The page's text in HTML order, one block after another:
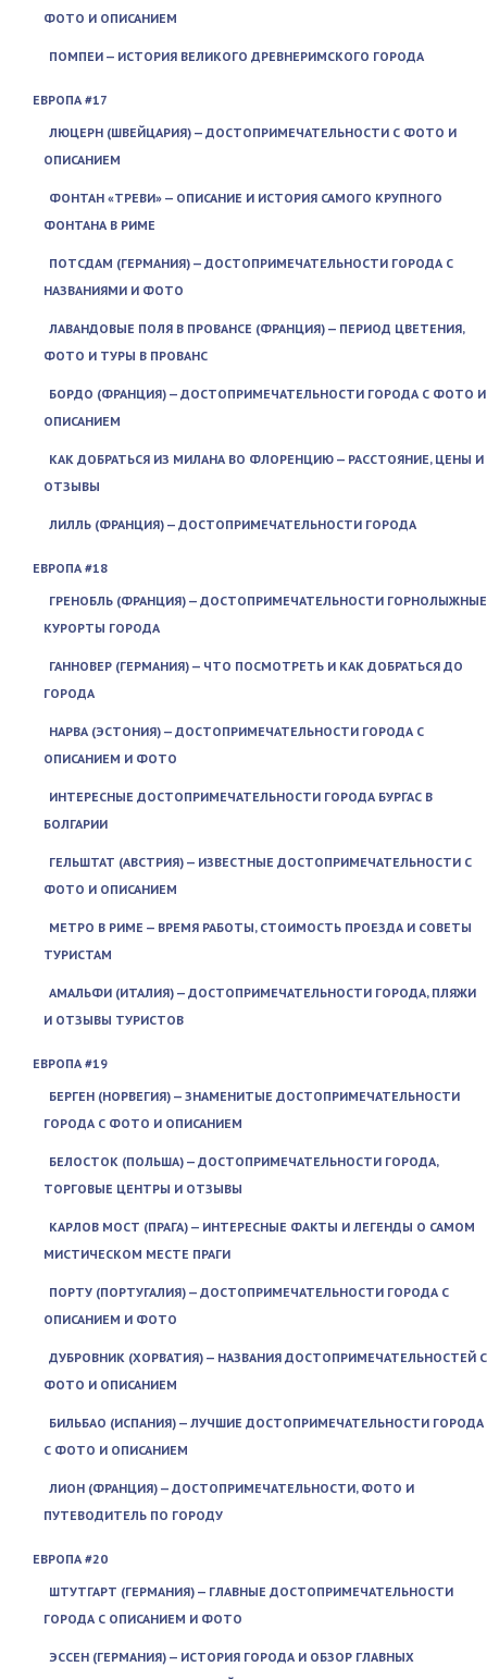
ФОТО И ОПИСАНИЕМ
ПОМПЕИ — ИСТОРИЯ ВЕЛИКОГО ДРЕВНЕРИМСКОГО ГОРОДА
ЕВРОПА #17
ЛЮЦЕРН (ШВЕЙЦАРИЯ) — ДОСТОПРИМЕЧАТЕЛЬНОСТИ С ФОТО И
ОПИСАНИЕМ
ФОНТАН «ТРЕВИ» — ОПИСАНИЕ И ИСТОРИЯ САМОГО КРУПНОГО
ФОНТАНА В РИМЕ
ПОТСДАМ (ГЕРМАНИЯ) — ДОСТОПРИМЕЧАТЕЛЬНОСТИ ГОРОДА С
НАЗВАНИЯМИ И ФОТО
ЛАВАНДОВЫЕ ПОЛЯ В ПРОВАНСЕ (ФРАНЦИЯ) — ПЕРИОД ЦВЕТЕНИЯ,
ФОТО И ТУРЫ В ПРОВАНС
БОРДО (ФРАНЦИЯ) — ДОСТОПРИМЕЧАТЕЛЬНОСТИ ГОРОДА С ФОТО И
ОПИСАНИЕМ
КАК ДОБРАТЬСЯ ИЗ МИЛАНА ВО ФЛОРЕНЦИЮ — РАССТОЯНИЕ, ЦЕНЫ И
ОТЗЫВЫ
ЛИЛЛЬ (ФРАНЦИЯ) — ДОСТОПРИМЕЧАТЕЛЬНОСТИ ГОРОДА
ЕВРОПА #18
ГРЕНОБЛЬ (ФРАНЦИЯ) — ДОСТОПРИМЕЧАТЕЛЬНОСТИ ГОРНОЛЫЖНЫЕ
КУРОРТЫ ГОРОДА
ГАННОВЕР (ГЕРМАНИЯ) — ЧТО ПОСМОТРЕТЬ И КАК ДОБРАТЬСЯ ДО
ГОРОДА
НАРВА (ЭСТОНИЯ) — ДОСТОПРИМЕЧАТЕЛЬНОСТИ ГОРОДА С
ОПИСАНИЕМ И ФОТО
ИНТЕРЕСНЫЕ ДОСТОПРИМЕЧАТЕЛЬНОСТИ ГОРОДА БУРГАС В
БОЛГАРИИ
ГЕЛЬШТАТ (АВСТРИЯ) — ИЗВЕСТНЫЕ ДОСТОПРИМЕЧАТЕЛЬНОСТИ С
ФОТО И ОПИСАНИЕМ
МЕТРО В РИМЕ — ВРЕМЯ РАБОТЫ, СТОИМОСТЬ ПРОЕЗДА И СОВЕТЫ
ТУРИСТАМ
АМАЛЬФИ (ИТАЛИЯ) — ДОСТОПРИМЕЧАТЕЛЬНОСТИ ГОРОДА, ПЛЯЖИ
И ОТЗЫВЫ ТУРИСТОВ
ЕВРОПА #19
БЕРГЕН (НОРВЕГИЯ) — ЗНАМЕНИТЫЕ ДОСТОПРИМЕЧАТЕЛЬНОСТИ
ГОРОДА С ФОТО И ОПИСАНИЕМ
БЕЛОСТОК (ПОЛЬША) — ДОСТОПРИМЕЧАТЕЛЬНОСТИ ГОРОДА,
ТОРГОВЫЕ ЦЕНТРЫ И ОТЗЫВЫ
КАРЛОВ МОСТ (ПРАГА) — ИНТЕРЕСНЫЕ ФАКТЫ И ЛЕГЕНДЫ О САМОМ
МИСТИЧЕСКОМ МЕСТЕ ПРАГИ
ПОРТУ (ПОРТУГАЛИЯ) — ДОСТОПРИМЕЧАТЕЛЬНОСТИ ГОРОДА С
ОПИСАНИЕМ И ФОТО
ДУБРОВНИК (ХОРВАТИЯ) — НАЗВАНИЯ ДОСТОПРИМЕЧАТЕЛЬНОСТЕЙ С
ФОТО И ОПИСАНИЕМ
БИЛЬБАО (ИСПАНИЯ) — ЛУЧШИЕ ДОСТОПРИМЕЧАТЕЛЬНОСТИ ГОРОДА
С ФОТО И ОПИСАНИЕМ
ЛИОН (ФРАНЦИЯ) — ДОСТОПРИМЕЧАТЕЛЬНОСТИ, ФОТО И
ПУТЕВОДИТЕЛЬ ПО ГОРОДУ
ЕВРОПА #20
ШТУТГАРТ (ГЕРМАНИЯ) — ГЛАВНЫЕ ДОСТОПРИМЕЧАТЕЛЬНОСТИ
ГОРОДА С ОПИСАНИЕМ И ФОТО
ЭССЕН (ГЕРМАНИЯ) — ИСТОРИЯ ГОРОДА И ОБЗОР ГЛАВНЫХ